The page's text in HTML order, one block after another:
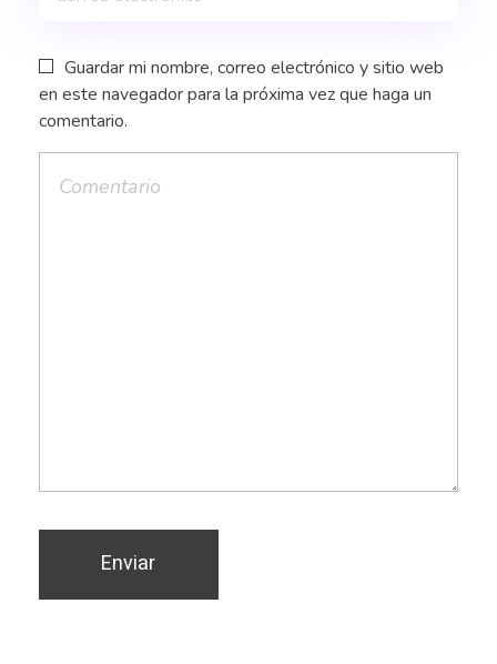
Guardar mi nombre, correo electrónico y sitio web
en este navegador para la próxima vez que haga un
comentario.